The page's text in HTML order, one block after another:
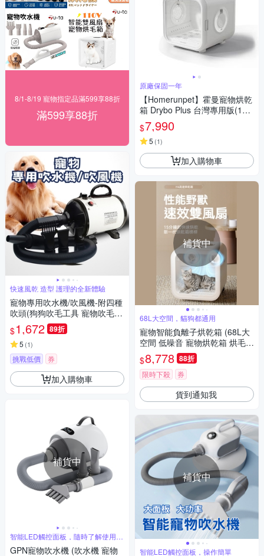
8/1-8/19 寵物指定品滿599享88折
滿599享88折
快速風乾 造型 護理的全新體驗
寵物專用吹水機/吹風機-附四種
吹頭(狗狗吹毛工具 寵物吹毛
寵物烘乾)
$1,672 89折
5 (1)
挑戰低價 券
加入購物車
補貨中
智能LED觸控面板，隨時了解使用情
況
GPN寵物吹水機 (吹水機 寵物
原廠保固一年
【Homerunpet】霍曼寵物烘乾
箱 Drybo Plus 台灣專用版(110
V)
$7,990
5 (1)
加入購物車
補貨中
68L大空間，貓狗都通用
寵物智能負離子烘乾箱 (68L大
空間 低噪音 寵物烘乾箱 烘毛
機)
$8,778 88折
限時下殺 券
貨到通知我
補貨中
智能LED觸控面板，操作簡單